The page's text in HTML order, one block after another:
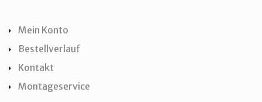
Mein Konto
Bestellverlauf
Kontakt
Montageservice